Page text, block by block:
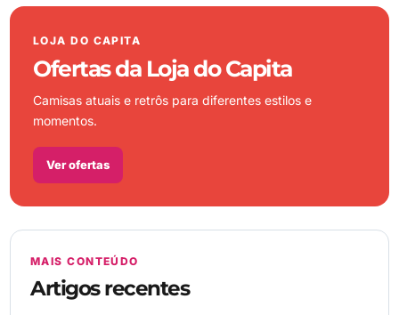
LOJA DO CAPITA
Ofertas da Loja do Capita
Camisas atuais e retrôs para diferentes estilos e
momentos.
Ver ofertas
MAIS CONTEÚDO
Artigos recentes